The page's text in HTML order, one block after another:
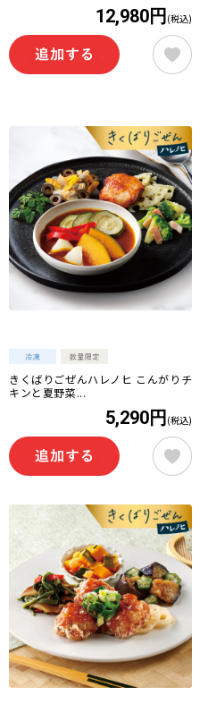
12,980円 (税込)
きくばりごぜんハレノヒ こんがりチ
キンと夏野菜...
5,290円 (税込)